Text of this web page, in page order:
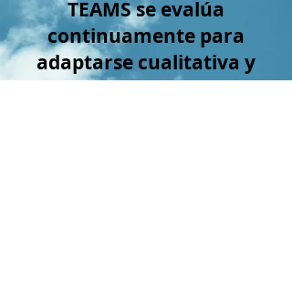
TEAMS se evalúa
continuamente para
adaptarse cualitativa y
eficazmente a las